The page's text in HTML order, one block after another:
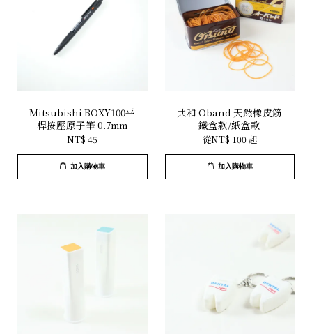
Mitsubishi BOXY100平
桿按壓原子筆 0.7mm
NT$ 45
加入購物車
共和 Oband 天然橡皮筋
鐵盒款/紙盒款
從NT$ 100起
加入購物車